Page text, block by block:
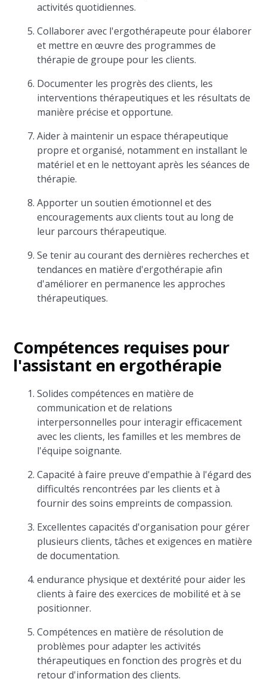
activités quotidiennes.
Collaborer avec l'ergothérapeute pour élaborer
et mettre en œuvre des programmes de
thérapie de groupe pour les clients.
Documenter les progrès des clients, les
interventions thérapeutiques et les résultats de
manière précise et opportune.
Aider à maintenir un espace thérapeutique
propre et organisé, notamment en installant le
matériel et en le nettoyant après les séances de
thérapie.
Apporter un soutien émotionnel et des
encouragements aux clients tout au long de
leur parcours thérapeutique.
Se tenir au courant des dernières recherches et
tendances en matière d'ergothérapie afin
d'améliorer en permanence les approches
thérapeutiques.
Compétences requises pour
l'assistant en ergothérapie
Solides compétences en matière de
communication et de relations
interpersonnelles pour interagir efficacement
avec les clients, les familles et les membres de
l'équipe soignante.
Capacité à faire preuve d'empathie à l'égard des
difficultés rencontrées par les clients et à
fournir des soins empreints de compassion.
Excellentes capacités d'organisation pour gérer
plusieurs clients, tâches et exigences en matière
de documentation.
endurance physique et dextérité pour aider les
clients à faire des exercices de mobilité et à se
positionner.
Compétences en matière de résolution de
problèmes pour adapter les activités
thérapeutiques en fonction des progrès et du
retour d'information des clients.